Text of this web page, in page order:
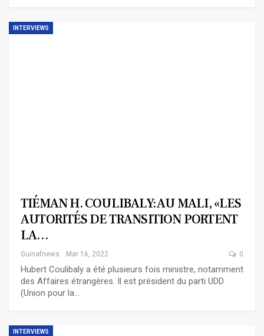
INTERVIEWS
TIÉMAN H. COULIBALY: AU MALI, «LES
AUTORITÉS DE TRANSITION PORTENT
LA…
Guinafnews Mar 16, 2022 0
Hubert Coulibaly a été plusieurs fois ministre, notamment
des Affaires étrangères. Il est président du parti UDD
(Union pour la…
INTERVIEWS